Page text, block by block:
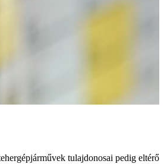
tulajdonosai pedig eltérő